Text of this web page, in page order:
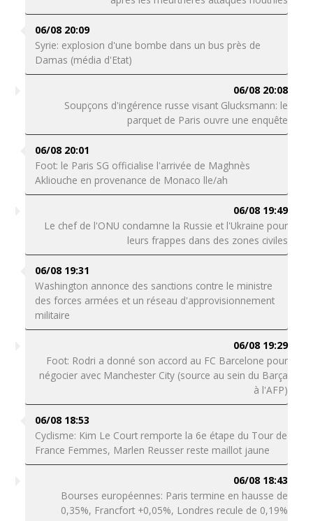
06/08 20:09
Syrie: explosion d'une bombe dans un bus près de
Damas (média d'Etat)
06/08 20:08
Soupçons d'ingérence russe visant Glucksmann: le
parquet de Paris ouvre une enquête
06/08 20:01
Foot: le Paris SG officialise l'arrivée de Maghnès
Akliouche en provenance de Monaco lle/ah
06/08 19:49
Le chef de l'ONU condamne la Russie et l'Ukraine pour
leurs frappes dans des zones civiles
06/08 19:31
Washington annonce des sanctions contre le ministre
des forces armées et un réseau d'approvisionnement
militaire
06/08 19:29
Foot: Rodri a donné son accord au FC Barcelone pour
négocier avec Manchester City (source au sein du Barça
à l'AFP)
06/08 18:53
Cyclisme: Kim Le Court remporte la 6e étape du Tour de
France Femmes, Marlen Reusser reste maillot jaune
06/08 18:43
Bourses européennes: Paris termine en hausse de
0,35%, Francfort +0,05%, Londres recule de 0,19%